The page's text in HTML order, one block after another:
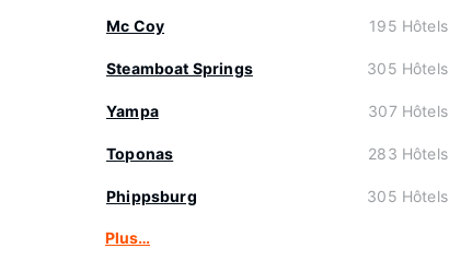
Mc Coy 195 Hôtels
Steamboat Springs 305 Hôtels
Yampa 307 Hôtels
Toponas 283 Hôtels
Phippsburg 305 Hôtels
Plus…